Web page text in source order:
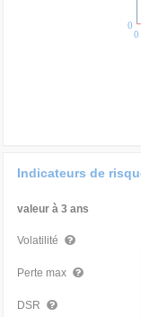
0
0
Indicateurs de
valeur à 3 ans
Volatilité
Perte max
DSR